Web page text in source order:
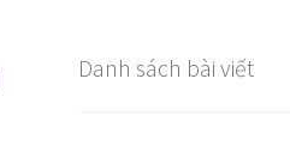
Danh sách bài viết